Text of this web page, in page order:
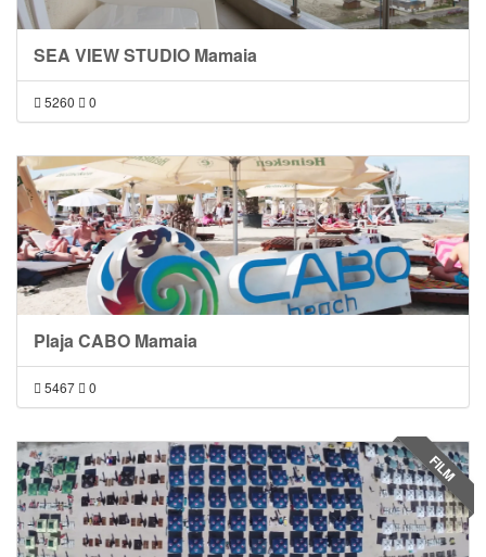
SEA VIEW STUDIO Mamaia
5260 0
Plaja CABO Mamaia
5467 0
FILM